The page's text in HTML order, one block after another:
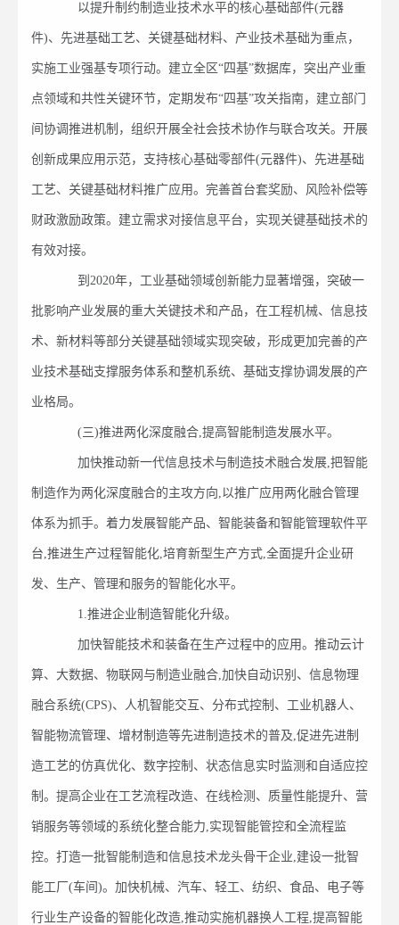
以提升制约制造业技术水平的核心基础部件(元器
件)、先进基础工艺、关键基础材料、产业技术基础为重点，
实施工业强基专项行动。建立全区“四基”数据库，突出产业重
点领域和共性关键环节，定期发布“四基”攻关指南，建立部门
间协调推进机制，组织开展全社会技术协作与联合攻关。开展
创新成果应用示范，支持核心基础零部件(元器件)、先进基础
工艺、关键基础材料推广应用。完善首台套奖励、风险补偿等
财政激励政策。建立需求对接信息平台，实现关键基础技术的
有效对接。
到2020年，工业基础领域创新能力显著增强，突破一
批影响产业发展的重大关键技术和产品，在工程机械、信息技
术、新材料等部分关键基础领域实现突破，形成更加完善的产
业技术基础支撑服务体系和整机系统、基础支撑协调发展的产
业格局。
(三)推进两化深度融合,提高智能制造发展水平。
加快推动新一代信息技术与制造技术融合发展,把智能
制造作为两化深度融合的主攻方向,以推广应用两化融合管理
体系为抓手。着力发展智能产品、智能装备和智能管理软件平
台,推进生产过程智能化,培育新型生产方式,全面提升企业研
发、生产、管理和服务的智能化水平。
1.推进企业制造智能化升级。
加快智能技术和装备在生产过程中的应用。推动云计
算、大数据、物联网与制造业融合,加快自动识别、信息物理
融合系统(CPS)、人机智能交互、分布式控制、工业机器人、
智能物流管理、增材制造等先进制造技术的普及,促进先进制
造工艺的仿真优化、数字控制、状态信息实时监测和自适应控
制。提高企业在工艺流程改造、在线检测、质量性能提升、营
销服务等领域的系统化整合能力,实现智能管控和全流程监
控。打造一批智能制造和信息技术龙头骨干企业,建设一批智
能工厂(车间)。加快机械、汽车、轻工、纺织、食品、电子等
行业生产设备的智能化改造,推动实施机器换人工程,提高智能